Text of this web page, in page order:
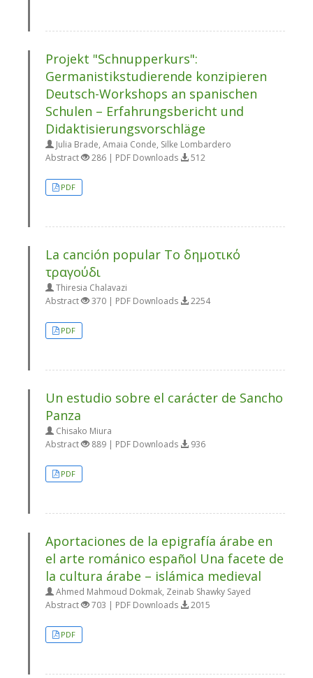
Projekt "Schnupperkurs":
Germanistikstudierende konzipieren
Deutsch-Workshops an spanischen
Schulen – Erfahrungsbericht und
Didaktisierungsvorschläge
Julia Brade, Amaia Conde, Silke Lombardero
Abstract
286 | PDF Downloads 512
PDF
La canción popular Το δημοτικό
τραγούδι
Thiresia Chalavazi
Abstract
370 | PDF Downloads 2254
PDF
Un estudio sobre el carácter de Sancho
Panza
Chisako Miura
Abstract
889 | PDF Downloads 936
PDF
Aportaciones de la epigrafía árabe en
el arte románico español Una facete de
la cultura árabe – islámica medieval
Ahmed Mahmoud Dokmak, Zeinab Shawky Sayed
Abstract
703 | PDF Downloads 2015
PDF